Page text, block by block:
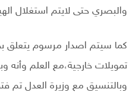
والبصري حتى لايتم استغلال
كما سيتم اصدار مرسوم يتعلق
تمويلات خارجية،مع العلم
وبالتنسيق مع وزيرة العدل تم